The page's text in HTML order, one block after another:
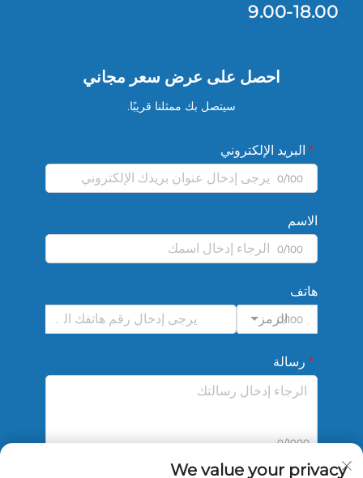
9.00-18.00
احصل على عرض سعر مجاني
سيتصل بك ممثلنا قريبًا.
البريد الإلكتروني
0/100
الاسم
0/100
هاتف
الرمز0/100
رسالة
0/1000
We value your privacy